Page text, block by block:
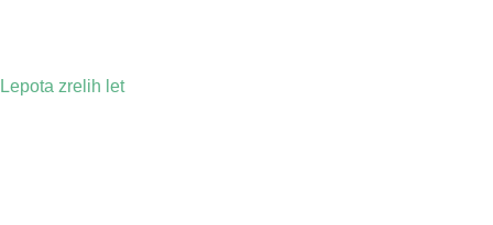
Lepota zrelih let